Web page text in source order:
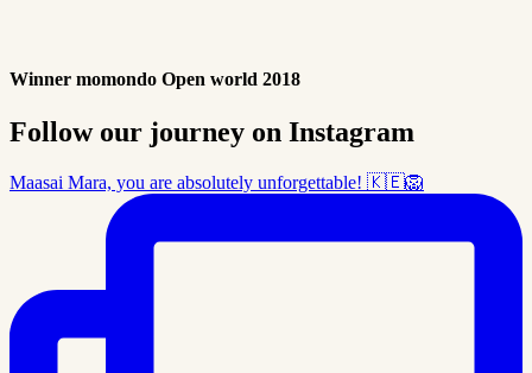
Winner momondo Open world 2018
Follow our journey on Instagram
Maasai Mara, you are absolutely unforgettable! 🇰🇪🦁